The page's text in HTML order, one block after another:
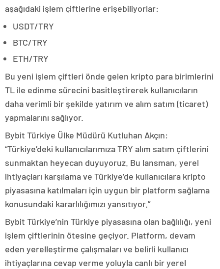
aşağıdaki işlem çiftlerine erişebiliyorlar:
USDT/TRY
BTC/TRY
ETH/TRY
Bu yeni işlem çiftleri önde gelen kripto para birimlerini
TL ile edinme sürecini basitleştirerek kullanıcıların
daha verimli bir şekilde yatırım ve alım satım (ticaret)
yapmalarını sağlıyor.
Bybit Türkiye Ülke Müdürü Kutluhan Akçın:
“Türkiye’deki kullanıcılarımıza TRY alım satım çiftlerini
sunmaktan heyecan duyuyoruz. Bu lansman, yerel
ihtiyaçları karşılama ve Türkiye’de kullanıcılara kripto
piyasasına katılmaları için uygun bir platform sağlama
konusundaki kararlılığımızı yansıtıyor.”
Bybit Türkiye’nin Türkiye piyasasına olan bağlılığı, yeni
işlem çiftlerinin ötesine geçiyor. Platform, devam
eden yerelleştirme çalışmaları ve belirli kullanıcı
ihtiyaçlarına cevap verme yoluyla canlı bir yerel